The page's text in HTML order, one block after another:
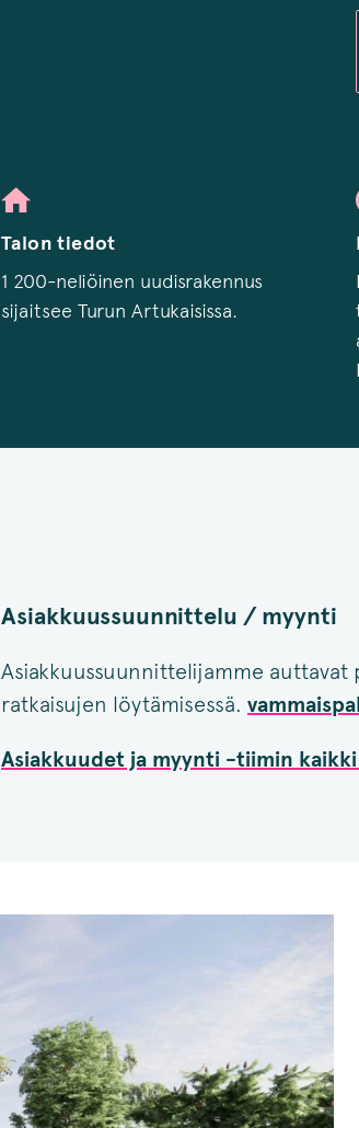
Talon tiedot
1 200-neliöinen uudisrakennus
sijaitsee Turun Artukaisissa.
Asiakkuussuunnittelu / myynti
Asiakkuussuunnittelijamme
ratkaisujen löytämisessä.
Asiakkuudet ja myynti -tiimin